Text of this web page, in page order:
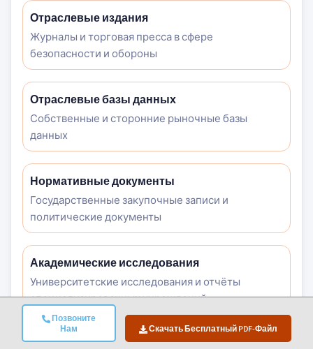
Позвоните
Нам
Скачать Бесплатный PDF-Файл
Отраслевые издания
Журналы и торговая пресса в сфере
безопасности и обороны
Отраслевые базы данных
Собственные и сторонние рыночные базы
данных
Нормативные документы
Государственные закупочные записи и
политические документы
Академические исследования
Университетские исследования и отчёты
специализированных учреждений
Корпоративные отчёты